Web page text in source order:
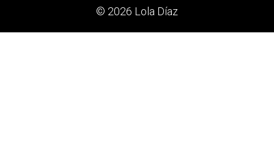
© 2026 Lola Díaz